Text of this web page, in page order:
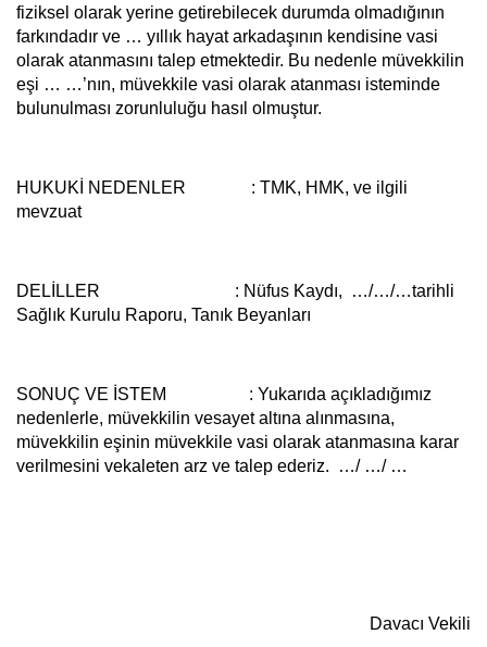
fiziksel olarak yerine getirebilecek durumda olmadığının
farkındadır ve … yıllık hayat arkadaşının kendisine vasi
olarak atanmasını talep etmektedir. Bu nedenle müvekkilin
eşi … …’nın, müvekkile vasi olarak atanması isteminde
bulunulması zorunluluğu hasıl olmuştur.
HUKUKİ NEDENLER : TMK, HMK, ve ilgili
mevzuat
DELİLLER : Nüfus Kaydı, …/…/…tarihli
Sağlık Kurulu Raporu, Tanık Beyanları
SONUÇ VE İSTEM : Yukarıda açıkladığımız
nedenlerle, müvekkilin vesayet altına alınmasına,
müvekkilin eşinin müvekkile vasi olarak atanmasına karar
verilmesini vekaleten arz ve talep ederiz. …/ …/ …
Davacı Vekili